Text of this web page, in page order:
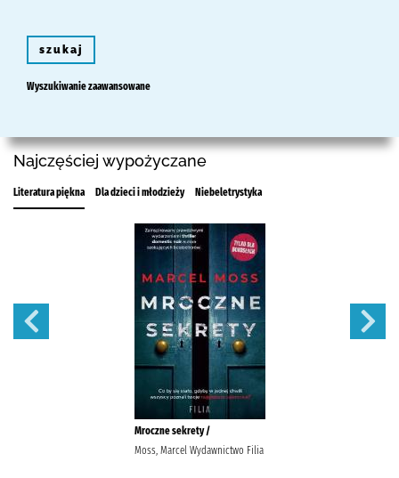
szukaj
Wyszukiwanie zaawansowane
Najczęściej wypożyczane
Literatura piękna Dla dzieci i młodzieży Niebeletrystyka
Mroczne sekrety /
Moss, Marcel Wydawnictwo Filia